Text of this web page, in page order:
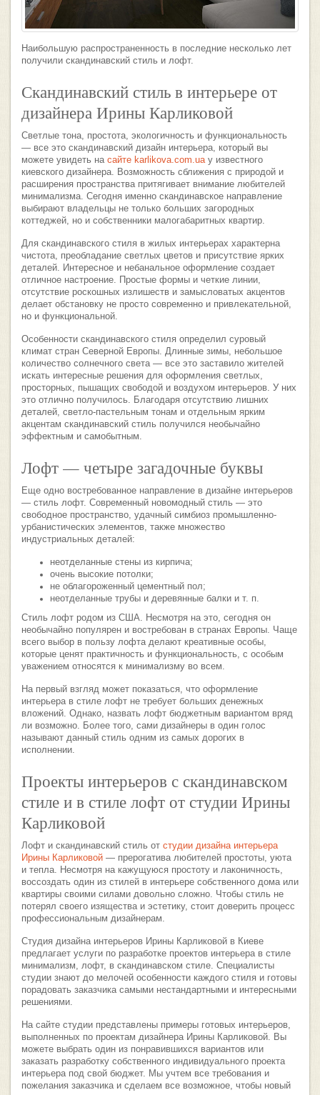
Наибольшую распространенность в последние несколько лет
получили скандинавский стиль и лофт.
Скандинавский стиль в интерьере от
дизайнера Ирины Карликовой
Светлые тона, простота, экологичность и функциональность
— все это скандинавский дизайн интерьера, который вы
можете увидеть на сайте karlikova.com.ua у известного
киевского дизайнера. Возможность сближения с природой и
расширения пространства притягивает внимание любителей
минимализма. Сегодня именно скандинавское направление
выбирают владельцы не только больших загородных
коттеджей, но и собственники малогабаритных квартир.
Для скандинавского стиля в жилых интерьерах характерна
чистота, преобладание светлых цветов и присутствие ярких
деталей. Интересное и небанальное оформление создает
отличное настроение. Простые формы и четкие линии,
отсутствие роскошных излишеств и замысловатых акцентов
делает обстановку не просто современно и привлекательной,
но и функциональной.
Особенности скандинавского стиля определил суровый
климат стран Северной Европы. Длинные зимы, небольшое
количество солнечного света — все это заставило жителей
искать интересные решения для оформления светлых,
просторных, пышащих свободой и воздухом интерьеров. У них
это отлично получилось. Благодаря отсутствию лишних
деталей, светло-пастельным тонам и отдельным ярким
акцентам скандинавский стиль получился необычайно
эффектным и самобытным.
Лофт — четыре загадочные буквы
Еще одно востребованное направление в дизайне интерьеров
— стиль лофт. Современный новомодный стиль — это
свободное пространство, удачный симбиоз промышленно-
урбанистических элементов, также множество
индустриальных деталей:
неотделанные стены из кирпича;
очень высокие потолки;
не облагороженный цементный пол;
неотделанные трубы и деревянные балки и т. п.
Стиль лофт родом из США. Несмотря на это, сегодня он
необычайно популярен и востребован в странах Европы. Чаще
всего выбор в пользу лофта делают креативные особы,
которые ценят практичность и функциональность, с особым
уважением относятся к минимализму во всем.
На первый взгляд может показаться, что оформление
интерьера в стиле лофт не требует больших денежных
вложений. Однако, назвать лофт бюджетным вариантом вряд
ли возможно. Более того, сами дизайнеры в один голос
называют данный стиль одним из самых дорогих в
исполнении.
Проекты интерьеров с скандинавском
стиле и в стиле лофт от студии Ирины
Карликовой
Лофт и скандинавский стиль от студии дизайна интерьера
Ирины Карликовой — прерогатива любителей простоты, уюта
и тепла. Несмотря на кажущуюся простоту и лаконичность,
воссоздать один из стилей в интерьере собственного дома или
квартиры своими силами довольно сложно. Чтобы стиль не
потерял своего изящества и эстетику, стоит доверить процесс
профессиональным дизайнерам.
Студия дизайна интерьеров Ирины Карликовой в Киеве
предлагает услуги по разработке проектов интерьера в стиле
минимализм, лофт, в скандинавском стиле. Специалисты
студии знают до мелочей особенности каждого стиля и готовы
порадовать заказчика самыми нестандартными и интересными
решениями.
На сайте студии представлены примеры готовых интерьеров,
выполненных по проектам дизайнера Ирины Карликовой. Вы
можете выбрать один из понравившихся вариантов или
заказать разработку собственного индивидуального проекта
интерьера под свой бюджет. Мы учтем все требования и
пожелания заказчика и сделаем все возможное, чтобы новый